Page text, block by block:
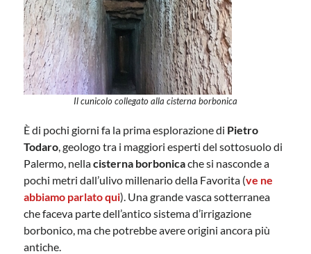
Il cunicolo collegato alla cisterna borbonica
È di pochi giorni fa la prima esplorazione di Pietro
Todaro, geologo tra i maggiori esperti del sottosuolo di
Palermo, nellacisterna borbonicache si nasconde a
pochi metri dall’ulivo millenario della Favorita (ve ne
abbiamo parlato qui). Una grande vasca sotterranea
che faceva parte dell’antico sistema d’irrigazione
borbonico, ma che potrebbe avere origini ancora più
antiche.